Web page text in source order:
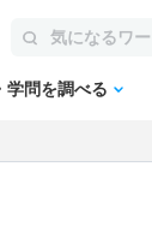
学問を調べる